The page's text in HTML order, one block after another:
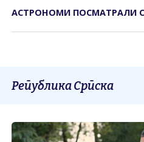
АСТРОНОМИ ПОСМАТРАЛИ
Република Српска